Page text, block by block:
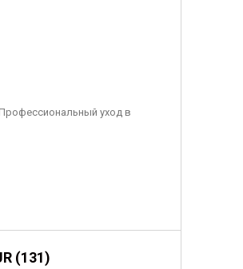
уход в
(131)